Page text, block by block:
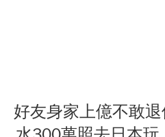
好友身家上億不敢